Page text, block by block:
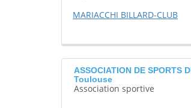
MARIACCHI BILLARD-CLUB
ASSOCIATION DE SPORTS
Toulouse
Association sportive